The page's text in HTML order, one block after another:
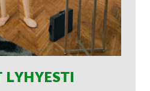
LYHYESTI